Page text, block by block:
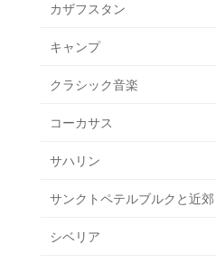
カザフスタン
キャンプ
クラシック音楽
コーカサス
サハリン
サンクトペテルブルクと近郊
シベリア